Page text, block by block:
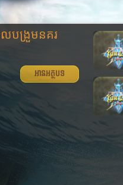
ល​បង្រួម​នគរ
អានអត្ថបទ